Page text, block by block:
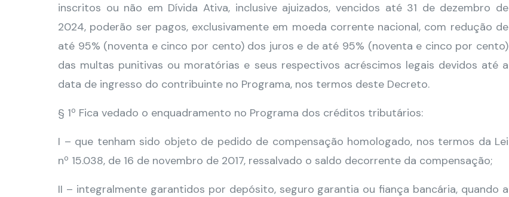
inscritos ou não em Dívida Ativa, inclusive ajuizados, vencidos até 31 de dezembro de
2024, poderão ser pagos, exclusivamente em moeda corrente nacional, com redução de
até 95% (noventa e cinco por cento) dos juros e de até 95% (noventa e cinco por cento)
das multas punitivas ou moratórias e seus respectivos acréscimos legais devidos até a
data de ingresso do contribuinte no Programa, nos termos deste Decreto.
§ 1º Fica vedado o enquadramento no Programa dos créditos tributários:
I – que tenham sido objeto de pedido de compensação homologado, nos termos da Lei
nº 15.038, de 16 de novembro de 2017, ressalvado o saldo decorrente da compensação;
II – integralmente garantidos por depósito, seguro garantia ou fiança bancária, quando a